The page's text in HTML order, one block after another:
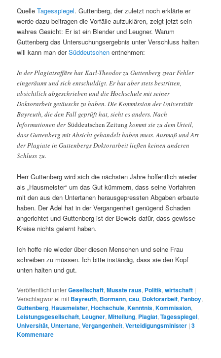
QuelleTagesspiegel. Guttenberg, der zuletzt noch erklärte er
werde dazu beitragen die Vorfälle aufzuklären, zeigt jetzt sein
wahres Gesicht: Er ist ein Blender und Leugner. Warum
Guttenberg das Untersuchungsergebnis unter Verschluss halten
will kann man derSüddeutschen entnehmen:
In der Plagiatsaffäre hat Karl-Theodor zu Guttenberg zwar Fehler
eingeräumt und sich entschuldigt. Er hat aber stets bestritten,
absichtlich abgeschrieben und die Hochschule mit seiner
Doktorarbeit getäuscht zu haben. Die Kommission der Universität
Bayreuth, die den Fall geprüft hat, sieht es anders. Nach
Informationen derSüddeutschen Zeitung kommt sie zu dem Urteil,
dass Guttenberg mit Absicht gehandelt haben muss. Ausmaß und Art
der Plagiate in Guttenbergs Doktorarbeit ließen keinen anderen
Schluss zu.
Herr Guttenberg wird sich die nächsten Jahre hoffentlich wieder
als „Hausmeister“ um das Gut kümmern, dass seine Vorfahren
mit den aus den Untertanen herausgepressten Abgaben erbaute
haben. Der Adel hat in der Vergangenheit genügend Schaden
angerichtet und Guttenberg ist der Beweis dafür, dass gewisse
Kreise nichts gelernt haben.
Ich hoffe nie wieder über diesen Menschen und seine Frau
schreiben zu müssen. Ich bitte inständig, dass sie den Kopf
unten halten und gut.
Veröffentlicht unterGesellschaft,Musste raus, Politik,wirtschaft |
Verschlagwortet mit Bayreuth, Bormann,csu, Doktorarbeit,Fanboy,
Guttenberg,Hausmeister,Hochschule,Kenntnis,Kommission,
Leistungsgesellschaft, Leugner,Mitteilung, Plagiat,Tagesspiegel,
Universität, Untertane,Vergangenheit,Verteidigungsminister |3
Kommentare